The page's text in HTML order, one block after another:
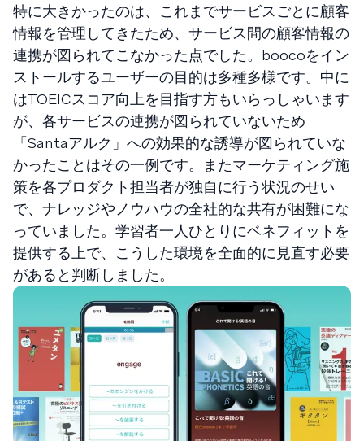
特に大きかったのは、これまでサービスごとに顧客
情報を管理してきたため、サービス間の顧客情報の
連携が図られてこなかった点でした。boocoをイン
ストールするユーザーの目的は多種多様です。中に
はTOEICスコア向上を目指す方もいらっしゃいます
が、各サービスの連携が図られていないため
「Santaアルク」への効果的な誘導が図られていな
かったことはその一例です。またマーケティング施
策を各プロダクト担当者が独自に行う状況のせい
で、ナレッジやノウハウの全社的な共有が困難にな
っていました。学習者一人ひとりにベネフィットを
提供する上で、こうした環境を全面的に見直す必要
があると判断しました。